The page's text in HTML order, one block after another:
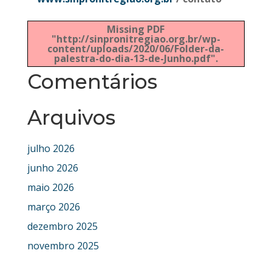
Missing PDF
"http://sinpronitregiao.org.br/wp-
content/uploads/2020/06/Folder-da-
palestra-do-dia-13-de-Junho.pdf".
Comentários
Arquivos
julho 2026
junho 2026
maio 2026
março 2026
dezembro 2025
novembro 2025